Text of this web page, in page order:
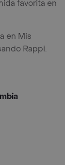
favorita en
en Mis
Rappi.